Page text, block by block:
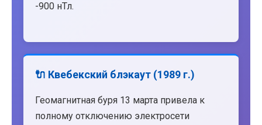
-900 нТл.
🔌 Квебекский блэкаут (1989 г.)
Геомагнитная буря 13 марта привела к
полному отключению электросети